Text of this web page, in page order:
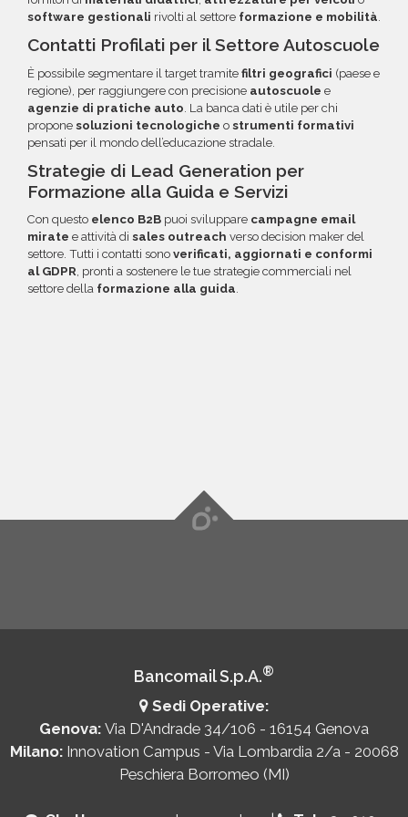
software gestionali rivolti al settore formazione e mobilità.
Contatti Profilati per il Settore Autoscuole
È possibile segmentare il target tramite filtri geografici (paese e
regione), per raggiungere con precisione autoscuole e
agenzie di pratiche auto . La banca dati è utile per chi
propone soluzioni tecnologiche o strumenti formativi
pensati per il mondo dell’educazione stradale.
Strategie di Lead Generation per
Formazione alla Guida e Servizi
Con questo elenco B2B puoi sviluppare campagne email
mirate e attività di sales outreach verso decision maker del
settore. Tutti i contatti sono verificati, aggiornati e conformi
al GDPR, pronti a sostenere le tue strategie commerciali nel
settore della formazione alla guida.
Bancomail S.p.A.®
Sedi Operative:
Genova: Via D'Andrade 34/106 - 16154 Genova
Milano: Innovation Campus - Via Lombardia 2/a - 20068
Peschiera Borromeo (MI)